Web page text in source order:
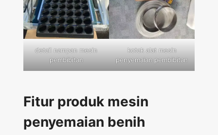
detail nampan mesin
pembibitan
kotak alat mesin
penyemaian pembibitan
Fitur produk mesin
penyemaian benih